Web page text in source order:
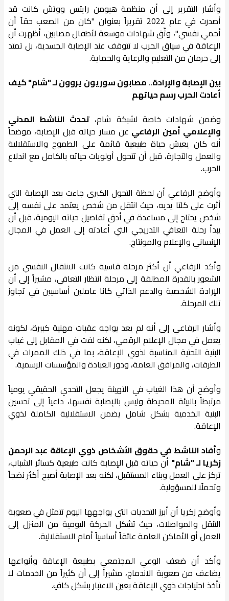
وأشار التقرير إلى أن منظمة هيومن رايتس ووتش كانت قد
أصدرت في عام 2022 تقريراً بعنوان "كان من الصعب حقاً أن
أحمي نفسي"، وثّق شهادات موسعة لأطفال مصابين، أظهرت أن
الإعاقة في سياق الحرب لا تتوقف عند الإصابة الجسدية، بل تمتد
إلى حرمان من التعليم والرعاية والحماية.
بين الإصابة والإرادة.. مصابون سوريون يروون لـ "شام" كيف
أعادت الحرب رسم حياتهم
وضمن شهادات خاصة لشبكة شام، تحدث الناشط المدني
والإعلامي أمين الرفاعي عن مسار حياته قبل الإصابة، موضحاً
أنه كان يعيش حياة طبيعية قائمة على الطموح والاستقلالية
والعمل والتجارة، قبل أن تتحول أولويات حياته بالكامل مع اندلاع
الحرب.
وأوضح الرفاعي أن لحظة التحول الكبرى جاءت بعد الإصابة التي
أثرت على كلتا يديه، حيث انتقل من شخص يعتمد على نفسه إلى
شخص يحتاج إلى مساعدة في أدق تفاصيل حياته اليومية، قبل أن
يبدأ رحلة التعافي التدريجي التي أعادته إلى العمل في المجال
الإنساني والإعلام والمونتاج.
وأكد الرفاعي أن أكثر مرحلة قاسية كانت الانتقال النفسي من
الشعور بالقدرة المطلقة إلى مرحلة انتظار التعافي، مشيراً إلى أن
الإرادة الشخصية والدعم الذاتي كانا عاملين أساسيين في تجاوز
تلك المرحلة.
وأشار الرفاعي إلى أنه لم يعد يواجه عقبات مهنية كبيرة، لكونه
يعمل في مجال الإعلام الرقمي، لكنه لفت في المقابل إلى غياب
البنية التحتية المناسبة لذوي الإعاقة، بما في ذلك الممرات في
الطرقات، والمرافق العامة، ودور العبادة والمؤسسات الرسمية.
وأوضح أن هذا الغياب في التهيئة يجعل التحدي الحقيقي يومياً
مرتبطاً بالبيئة المحيطة وليس بالإصابة نفسها، داعياً إلى تحسين
البنية الخدمية بشكل شامل يضمن الاستقلالية الكاملة لذوي
الإعاقة.
وأفاد الناشط في حقوق الأشخاص ذوي الإعاقة عبد الرحمن
زكريا لـ "شام" أن حياته قبل الإصابة كانت طبيعية كسائر الشباب،
تركز على العمل وبناء المستقبل، لكنه بعد الإصابة أصبح أكثر نضجاً
وتحملًا للمسؤولية.
وأوضح زكريا أن أبرز التحديات التي يواجهها اليوم تتمثل في صعوبة
التنقل والمواصلات، حيث تشكل الحركة اليومية من المنزل إلى
العمل أو الأماكن العامة عائقاً أساسياً أمام الاستقلالية.
وأكد أن ضعف الوعي المجتمعي بطبيعة الإعاقة وأنواعها
يضاعف من صعوبة الاندماج، مشيراً إلى أن كثيراً من الخدمات لا
تأخذ احتياجات ذوي الإعاقة بعين الاعتبار بشكل كافٍ.